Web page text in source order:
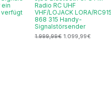
verfügt
Radio RC UHF
VHF/LOJACK LORA/RC915
868 315 Handy-
Signalstörsender
1.999,99€ 1.099,99€